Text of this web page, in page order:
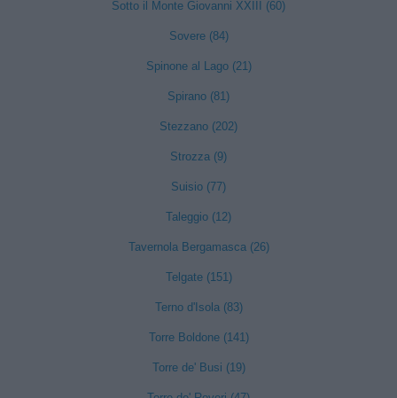
Sotto il Monte Giovanni XXIII (60)
Sovere (84)
Spinone al Lago (21)
Spirano (81)
Stezzano (202)
Strozza (9)
Suisio (77)
Taleggio (12)
Tavernola Bergamasca (26)
Telgate (151)
Terno d'Isola (83)
Torre Boldone (141)
Torre de' Busi (19)